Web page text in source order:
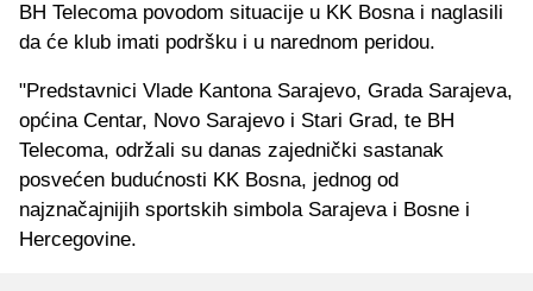
BH Telecoma povodom situacije u KK Bosna i naglasili
da će klub imati podršku i u narednom peridou.
"Predstavnici Vlade Kantona Sarajevo, Grada Sarajeva,
općina Centar, Novo Sarajevo i Stari Grad, te BH
Telecoma, održali su danas zajednički sastanak
posvećen budućnosti KK Bosna, jednog od
najznačajnijih sportskih simbola Sarajeva i Bosne i
Hercegovine.